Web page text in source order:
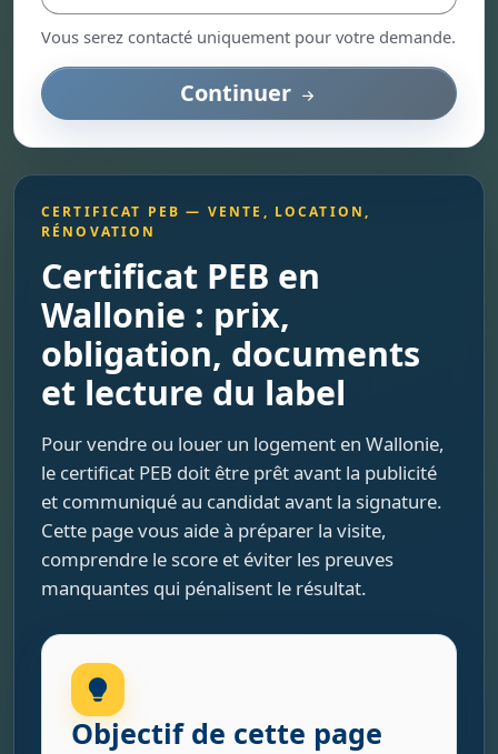
CERTIFICAT PEB — VENTE, LOCATION,
RÉNOVATION
Certificat PEB en
Wallonie : prix,
obligation, documents
et lecture du label
Pour vendre ou louer un logement en Wallonie,
le certificat PEB doit être prêt avant la publicité
et communiqué au candidat avant la signature.
Cette page vous aide à préparer la visite,
comprendre le score et éviter les preuves
manquantes qui pénalisent le résultat.
Objectif de cette page
Vous serez contacté uniquement pour votre demande.
Continuer